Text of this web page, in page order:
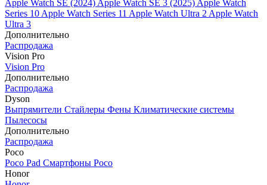
Apple Watch SE (2024) Apple Watch SE 3 (2025) Apple Watch
Series 10 Apple Watch Series 11 Apple Watch Ultra 2 Apple Watch
Ultra 3
Дополнительно
Распродажа
Vision Pro
Vision Pro
Дополнительно
Распродажа
Dyson
Выпрямители Стайлеры Фены Климатические системы
Пылесосы
Дополнительно
Распродажа
Poco
Poco Pad Смартфоны Poco
Honor